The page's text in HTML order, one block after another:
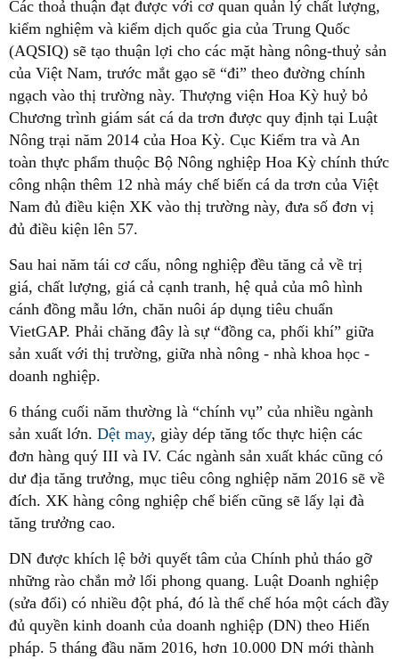
Các thoả thuận đạt được với cơ quan quản lý chất lượng,
kiểm nghiệm và kiểm dịch quốc gia của Trung Quốc
(AQSIQ) sẽ tạo thuận lợi cho các mặt hàng nông-thuỷ sản
của Việt Nam, trước mắt gạo sẽ “đi” theo đường chính
ngạch vào thị trường này. Thượng viện Hoa Kỳ huỷ bỏ
Chương trình giám sát cá da trơn được quy định tại Luật
Nông trại năm 2014 của Hoa Kỳ. Cục Kiểm tra và An
toàn thực phẩm thuộc Bộ Nông nghiệp Hoa Kỳ chính thức
công nhận thêm 12 nhà máy chế biến cá da trơn của Việt
Nam đủ điều kiện XK vào thị trường này, đưa số đơn vị
đủ điều kiện lên 57.
Sau hai năm tái cơ cấu, nông nghiệp đều tăng cả về trị
giá, chất lượng, giá cả cạnh tranh, hệ quả của mô hình
cánh đồng mẫu lớn, chăn nuôi áp dụng tiêu chuẩn
VietGAP. Phải chăng đây là sự “đồng ca, phối khí” giữa
sản xuất với thị trường, giữa nhà nông - nhà khoa học -
doanh nghiệp.
6 tháng cuối năm thường là “chính vụ” của nhiều ngành
sản xuất lớn. Dệt may, giày dép tăng tốc thực hiện các
đơn hàng quý III và IV. Các ngành sản xuất khác cũng có
dư địa tăng trưởng, mục tiêu công nghiệp năm 2016 sẽ về
đích. XK hàng công nghiệp chế biến cũng sẽ lấy lại đà
tăng trưởng cao.
DN được khích lệ bởi quyết tâm của Chính phủ tháo gỡ
những rào chắn mở lối phong quang. Luật Doanh nghiệp
(sửa đổi) có nhiều đột phá, đó là thể chế hóa một cách đầy
đủ quyền kinh doanh của doanh nghiệp (DN) theo Hiến
pháp. 5 tháng đầu năm 2016, hơn 10.000 DN mới thành